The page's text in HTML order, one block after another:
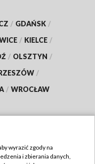
/ GDAŃSK /
/ KIELCE /
/ OLSZTYN /
/
/ WROCŁAW
wyrazić zgody na
i zbierania danych,